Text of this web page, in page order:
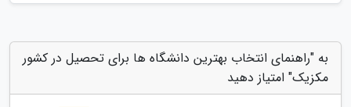
به "راهنمای انتخاب بهترین دانشگاه ها برای تحصیل در کشور
مکزیک" امتیاز دهید